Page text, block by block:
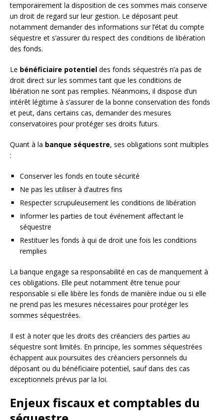
temporairement la disposition de ces sommes mais conserve
un droit de regard sur leur gestion. Le déposant peut
notamment demander des informations sur l’état du compte
séquestre et s’assurer du respect des conditions de libération
des fonds.
Le bénéficiaire potentiel des fonds séquestrés n’a pas de
droit direct sur les sommes tant que les conditions de
libération ne sont pas remplies. Néanmoins, il dispose d’un
intérêt légitime à s’assurer de la bonne conservation des fonds
et peut, dans certains cas, demander des mesures
conservatoires pour protéger ses droits futurs.
Quant à la banque séquestre, ses obligations sont multiples
:
Conserver les fonds en toute sécurité
Ne pas les utiliser à d’autres fins
Respecter scrupuleusement les conditions de libération
Informer les parties de tout événement affectant le
séquestre
Restituer les fonds à qui de droit une fois les conditions
remplies
La banque engage sa responsabilité en cas de manquement à
ces obligations. Elle peut notamment être tenue pour
responsable si elle libère les fonds de manière indue ou si elle
ne prend pas les mesures nécessaires pour protéger les
sommes séquestrées.
Il est à noter que les droits des créanciers des parties au
séquestre sont limités. En principe, les sommes séquestrées
échappent aux poursuites des créanciers personnels du
déposant ou du bénéficiaire potentiel, sauf dans des cas
exceptionnels prévus par la loi.
Enjeux fiscaux et comptables du